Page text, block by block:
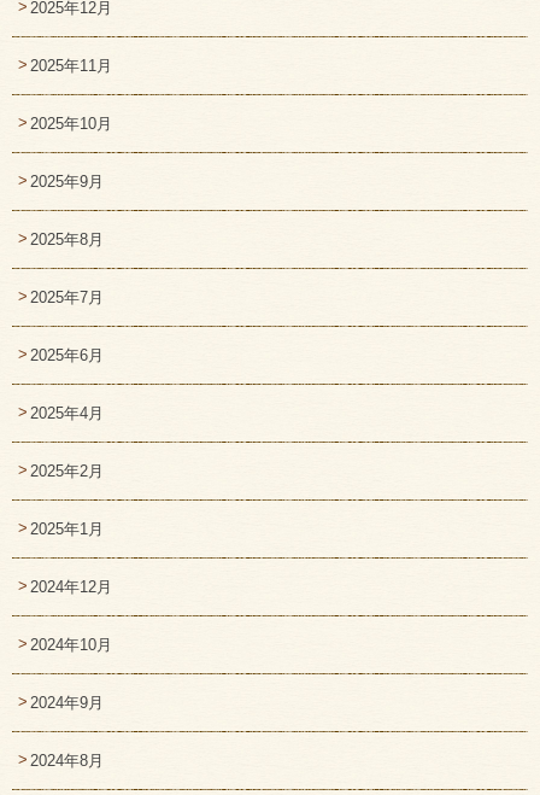
2025年12月
2025年11月
2025年10月
2025年9月
2025年8月
2025年7月
2025年6月
2025年4月
2025年2月
2025年1月
2024年12月
2024年10月
2024年9月
2024年8月